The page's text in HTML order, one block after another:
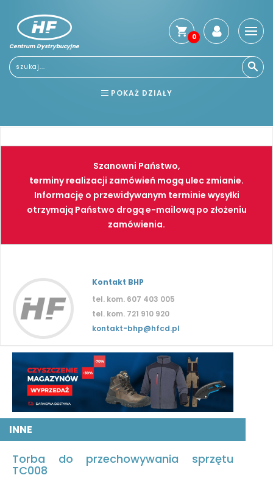
Centrum Dystrybucyjne
0
POKAŻ DZIAŁY
NARZĘDZIA SPAWALNICTWO
FARBY PNEUMATYKA
Szanowni Państwo,
terminy realizacji zamówień mogą ulec zmianie.
Informację o przewidywanym terminie wysyłki
otrzymają Państwo drogą e-mailową po złożeniu
zamówienia.
Kontakt BHP
tel. kom. 607 403 005
tel. kom. 721 910 920
kontakt-bhp@hfcd.pl
INNE
Torba do przechowywania sprzętu
TC008